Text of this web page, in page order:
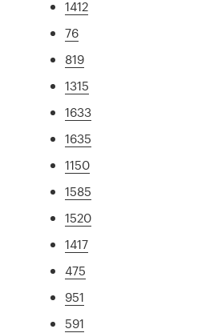
1412
76
819
1315
1633
1635
1150
1585
1520
1417
475
951
591